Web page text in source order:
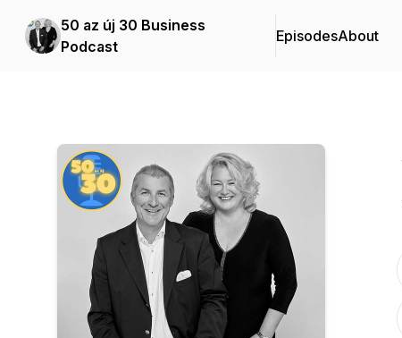
50 az új 30 Business
Podcast
EpisodesAbout